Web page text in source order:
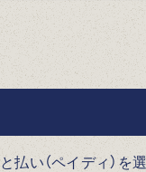
い（ペイディ）を